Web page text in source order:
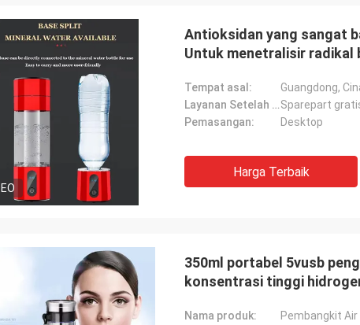
Antioksidan yang sangat
Untuk menetralisir radikal
Tempat asal:
Guangdong,
Layanan Setelah Penjualan:Sparepart
Pemasangan:
Desktop
Harga Terbaik
350ml portabel 5vusb
konsentrasi tinggi
Nama produk:
Pembangkit Air